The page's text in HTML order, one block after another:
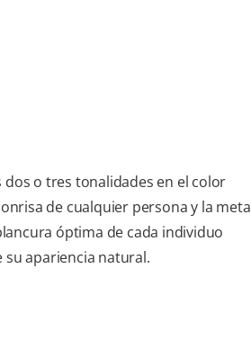
dos o tres tonalidades en el color
de cualquier persona y la meta
óptima de cada individuo
apariencia natural.